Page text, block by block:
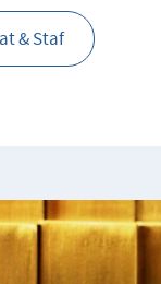
& Staf